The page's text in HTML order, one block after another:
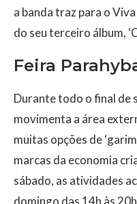
a banda traz para o
do seu terceiro álbum,
Feira
Durante todo o final de
movimenta a área
muitas opções de
marcas da economia
sábado, as atividades
domingo das 14h às